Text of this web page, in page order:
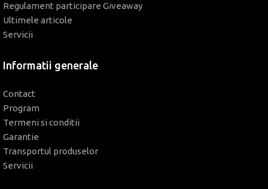
Regulament participare Giveaway
Ultimele articole
Servicii
Informatii generale
Contact
Program
Termeni si conditii
Garantie
Transportul produselor
Servicii